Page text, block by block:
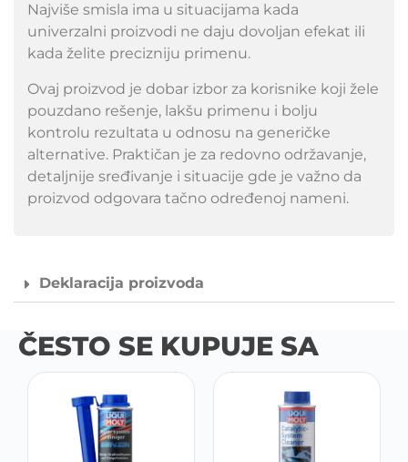
Najviše smisla ima u situacijama kada
univerzalni proizvodi ne daju dovoljan efekat ili
kada želite precizniju primenu.
Ovaj proizvod je dobar izbor za korisnike koji žele
pouzdano rešenje, lakšu primenu i bolju
kontrolu rezultata u odnosu na generičke
alternative. Praktičan je za redovno održavanje,
detaljnije sređivanje i situacije gde je važno da
proizvod odgovara tačno određenoj nameni.
Deklaracija proizvoda
ČESTO SE KUPUJE SA